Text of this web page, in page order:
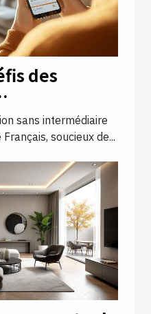
des
France
sans intermédiaire
soucieux de...